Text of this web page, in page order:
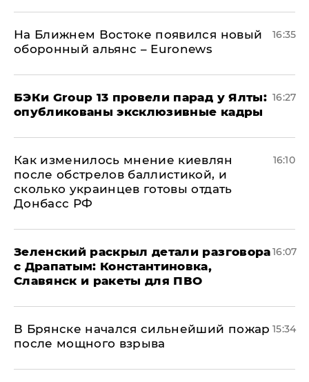
На Ближнем Востоке появился новый
оборонный альянс – Euronews
16:35
​БЭКи Group 13 провели парад у Ялты:
опубликованы эксклюзивные кадры
16:27
Как изменилось мнение киевлян
после обстрелов баллистикой, и
сколько украинцев готовы отдать
Донбасс РФ
16:10
​Зеленский раскрыл детали разговора
с Драпатым: Константиновка,
Славянск и ракеты для ПВО
16:07
В Брянске начался сильнейший пожар
после мощного взрыва
15:34